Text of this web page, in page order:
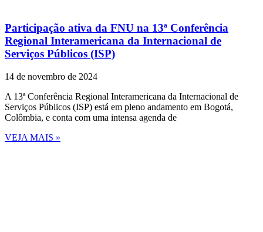
Participação ativa da FNU na 13ª Conferência
Regional Interamericana da Internacional de
Serviços Públicos (ISP)
14 de novembro de 2024
A 13ª Conferência Regional Interamericana da Internacional de
Serviços Públicos (ISP) está em pleno andamento em Bogotá,
Colômbia, e conta com uma intensa agenda de
VEJA MAIS »